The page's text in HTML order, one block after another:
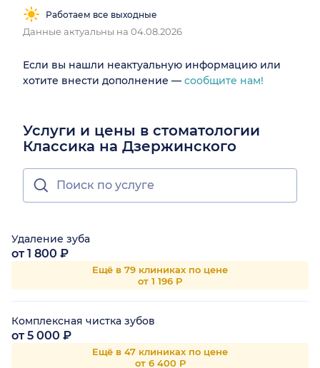
Работаем все выходные
Данные актуальны на 04.08.2026
Если вы нашли неактуальную информацию или
хотите внести дополнение — сообщите нам!
Услуги и цены в стоматологии
Классика на Дзержинского
Удаление зуба
от 1 800 ₽
Ещё в 79 клиниках по цене
от 1 196 Р
Комплексная чистка зубов
от 5 000 ₽
Ещё в 47 клиниках по цене
от 6 400 Р